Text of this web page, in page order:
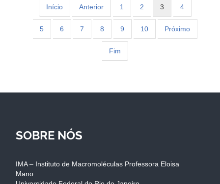
Início Anterior 1 2 3 4
5 6 7 8 9 10 Próximo
Fim
SOBRE NÓS
IMA – Instituto de Macromoléculas Professora Eloisa
Mano